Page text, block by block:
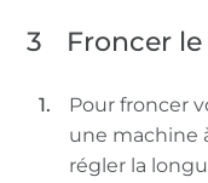
3 Froncer
Pour froncer
une machine
régler la